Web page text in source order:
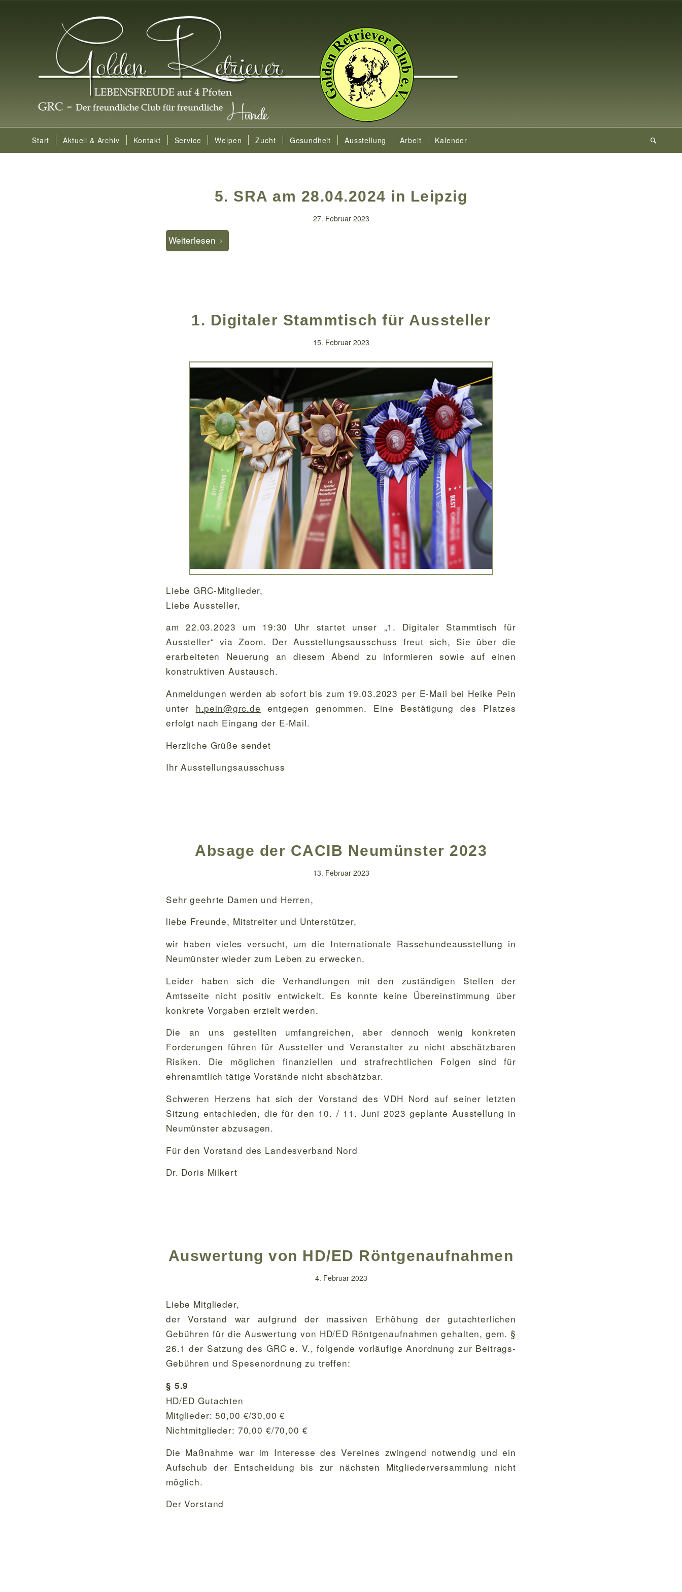
Start Aktuell & Archiv Kontakt Service Welpen Zucht Gesundheit Ausstellung Arbeit Kalender
5. SRA am 28.04.2024 in Leipzig
27. Februar 2023
Weiterlesen
1. Digitaler Stammtisch für Aussteller
15. Februar 2023
Liebe GRC-Mitglieder,
Liebe Aussteller,
am 22.03.2023 um 19:30 Uhr startet unser „1. Digitaler Stammtisch für
Aussteller“ via Zoom. Der Ausstellungsausschuss freut sich, Sie über die
erarbeiteten Neuerung an diesem Abend zu informieren sowie auf einen
konstruktiven Austausch.
Anmeldungen werden ab sofort bis zum 19.03.2023 per E-Mail bei Heike Pein
unter h.pein@grc.de entgegen genommen. Eine Bestätigung des Platzes
erfolgt nach Eingang der E-Mail.
Herzliche Grüße sendet
Ihr Ausstellungsausschuss
Absage der CACIB Neumünster 2023
13. Februar 2023
Sehr geehrte Damen und Herren,
liebe Freunde, Mitstreiter und Unterstützer,
wir haben vieles versucht, um die Internationale Rassehundeausstellung in
Neumünster wieder zum Leben zu erwecken.
Leider haben sich die Verhandlungen mit den zuständigen Stellen der
Amtsseite nicht positiv entwickelt. Es konnte keine Übereinstimmung über
konkrete Vorgaben erzielt werden.
Die an uns gestellten umfangreichen, aber dennoch wenig konkreten
Forderungen führen für Aussteller und Veranstalter zu nicht abschätzbaren
Risiken. Die möglichen finanziellen und strafrechtlichen Folgen sind für
ehrenamtlich tätige Vorstände nicht abschätzbar.
Schweren Herzens hat sich der Vorstand des VDH Nord auf seiner letzten
Sitzung entschieden, die für den 10. / 11. Juni 2023 geplante Ausstellung in
Neumünster abzusagen.
Für den Vorstand des Landesverband Nord
Dr. Doris Milkert
Auswertung von HD/ED Röntgenaufnahmen
4. Februar 2023
Liebe Mitglieder,
der Vorstand war aufgrund der massiven Erhöhung der gutachterlichen
Gebühren für die Auswertung von HD/ED Röntgenaufnahmen gehalten, gem. §
26.1 der Satzung des GRC e. V., folgende vorläufige Anordnung zur Beitrags-
Gebühren und Spesenordnung zu treffen:
§ 5.9
HD/ED Gutachten
Mitglieder: 50,00 €/30,00 €
Nichtmitglieder: 70,00 €/70,00 €
Die Maßnahme war im Interesse des Vereines zwingend notwendig und ein
Aufschub der Entscheidung bis zur nächsten Mitgliederversammlung nicht
möglich.
Der Vorstand